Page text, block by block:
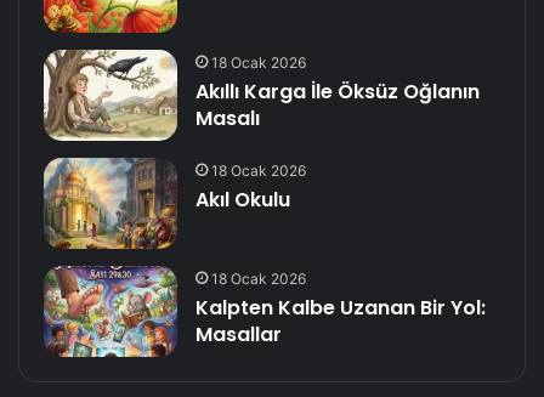
18 Ocak 2026
Akıllı Karga İle Öksüz Oğlanın
Masalı
18 Ocak 2026
Akıl Okulu
18 Ocak 2026
Kalpten Kalbe Uzanan Bir Yol:
Masallar